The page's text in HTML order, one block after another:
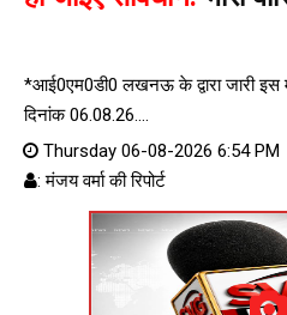
*आई0एम0डी0 लखनऊ के द्वारा जारी इस
दिनांक 06.08.26....
Thursday 06-08-2026 6:54 PM
: मंजय वर्मा की रिपोर्ट